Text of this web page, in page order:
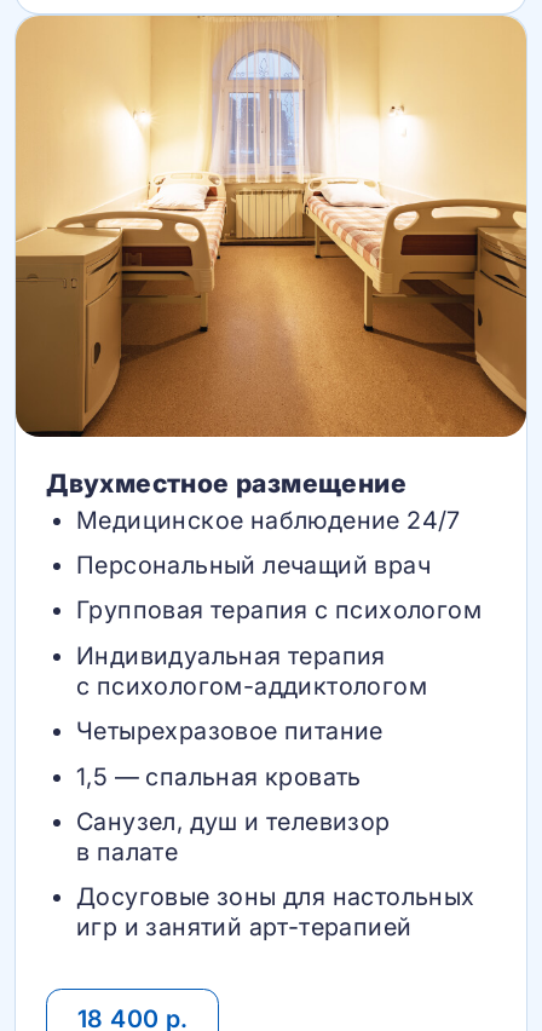
Двухместное размещение
Медицинское наблюдение 24/7
Персональный лечащий врач
Групповая терапия с психологом
Индивидуальная терапия
с психологом-аддиктологом
Четырехразовое питание
1,5 — спальная кровать
Санузел, душ и телевизор
в палате
Досуговые зоны для настольных
игр и занятий арт-терапией
18 400 р.